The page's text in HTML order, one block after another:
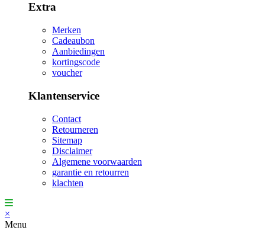
Extra
Merken
Cadeaubon
Aanbiedingen
kortingscode
voucher
Klantenservice
Contact
Retourneren
Sitemap
Disclaimer
Algemene voorwaarden
garantie en retourren
klachten
×
Menu